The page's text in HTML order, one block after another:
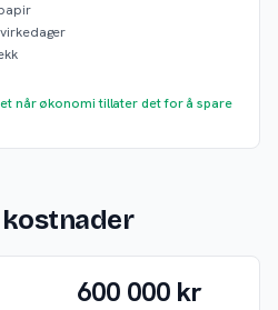
når økonomi tillater det for å spare
600 000 kr